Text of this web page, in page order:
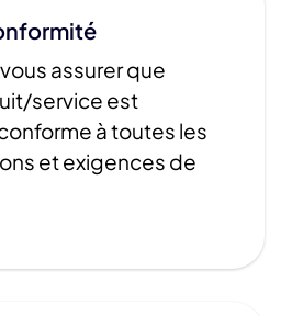
assurer que
service est
à toutes les
et exigences de